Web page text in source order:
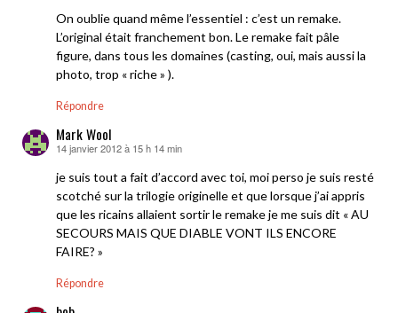
On oublie quand même l’essentiel : c’est un remake.
L’original était franchement bon. Le remake fait pâle
figure, dans tous les domaines (casting, oui, mais aussi la
photo, trop « riche » ).
Répondre
Mark Wool
dit :
14 janvier 2012 à 15 h 14 min
je suis tout a fait d’accord avec toi, moi perso je suis resté
scotché sur la trilogie originelle et que lorsque j’ai appris
que les ricains allaient sortir le remake je me suis dit « AU
SECOURS MAIS QUE DIABLE VONT ILS ENCORE
FAIRE? »
Répondre